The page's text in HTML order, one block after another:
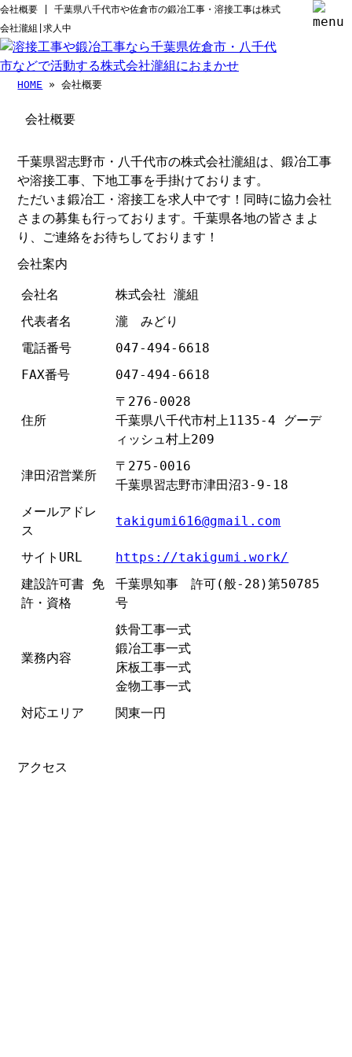
会社概要 | 千葉県八千代市や佐倉市の鍛冶工事・溶接工事は株式
会社瀧組|求人中
HOME » 会社概要
会社概要
千葉県習志野市・八千代市の株式会社瀧組は、鍛冶工事
や溶接工事、下地工事を手掛けております。
ただいま鍛冶工・溶接工を求人中です！同時に協力会社
さまの募集も行っております。千葉県各地の皆さまよ
り、ご連絡をお待ちしております！
会社案内
会社名
株式会社 瀧組
代表者名
瀧 みどり
電話番号
047-494-6618
FAX番号
047-494-6618
住所
〒276-0028
千葉県八千代市村上1135-4 グーデ
ィッシュ村上209
津田沼営業所
〒275-0016
千葉県習志野市津田沼3-9-18
メールアドレ
ス
takigumi616@gmail.com
サイトURL
https://takigumi.work/
建設許可書 免
許・資格
千葉県知事 許可(般-28)第50785
号
業務内容
鉄骨工事一式
鍛冶工事一式
床板工事一式
金物工事一式
対応エリア
関東一円
アクセス